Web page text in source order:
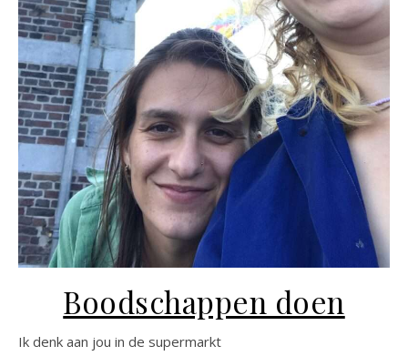
Boodschappen doen
Ik denk aan jou in de supermarkt